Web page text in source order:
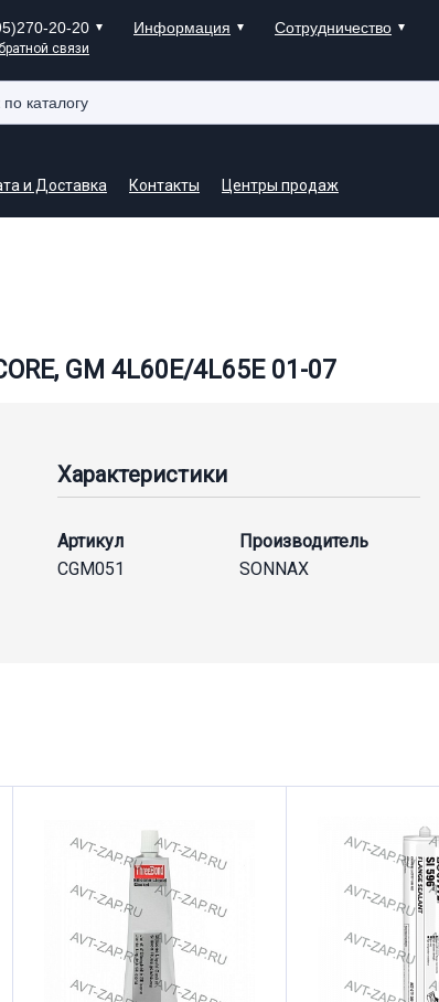
20-20
связи
Информация Сотрудничество
и Доставка Контакты Центры продаж
GM 4L60E/4L65E 01-07
Характеристики
Артикул
CGM051
Производитель
SONNAX